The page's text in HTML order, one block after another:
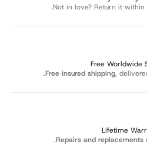
Not in love? Return it within
Free Worldwide
Free insured shipping,
Lifetime
Repairs and replacements
.